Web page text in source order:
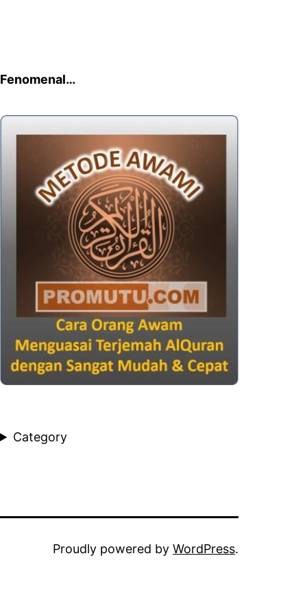
Fenomenal…
Category
Proudly powered by WordPress.